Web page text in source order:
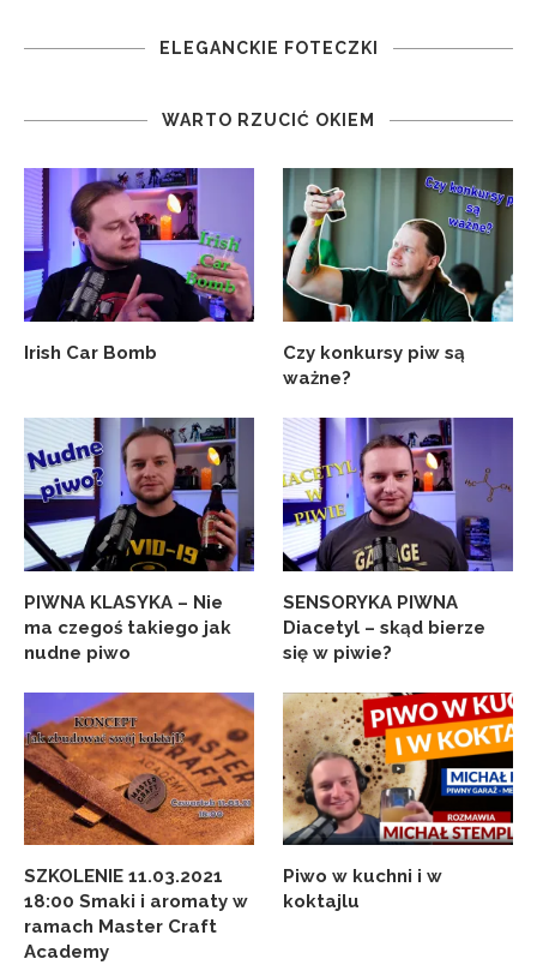
ELEGANCKIE FOTECZKI
WARTO RZUCIĆ OKIEM
Irish Car Bomb
Czy konkursy piw są
ważne?
PIWNA KLASYKA – Nie
ma czegoś takiego jak
nudne piwo
SENSORYKA PIWNA
Diacetyl – skąd bierze
się w piwie?
SZKOLENIE 11.03.2021
18:00 Smaki i aromaty w
ramach Master Craft
Academy
Piwo w kuchni i w
koktajlu